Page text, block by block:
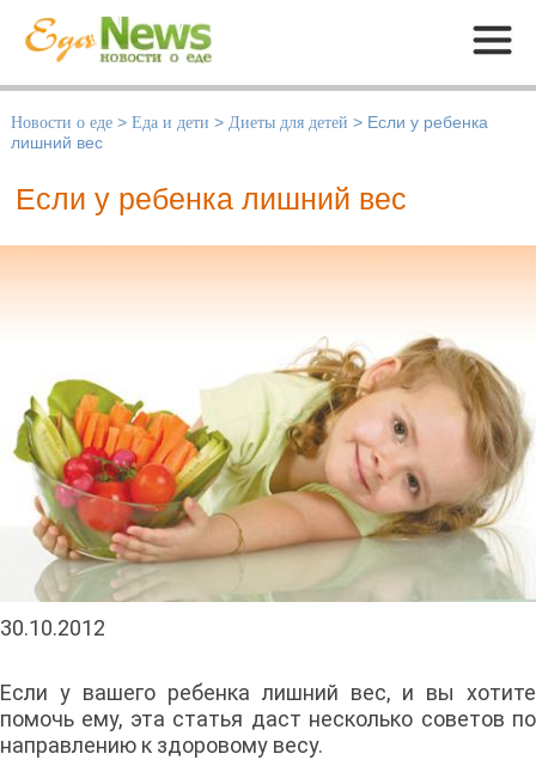
Меню
Новости о еде > Еда и дети > Диеты для детей > Если у ребенка
лишний вес
Если у ребенка лишний вес
30.10.2012
Если у вашего ребенка лишний вес, и вы хотите
помочь ему, эта статья даст несколько советов по
направлению к здоровому весу.